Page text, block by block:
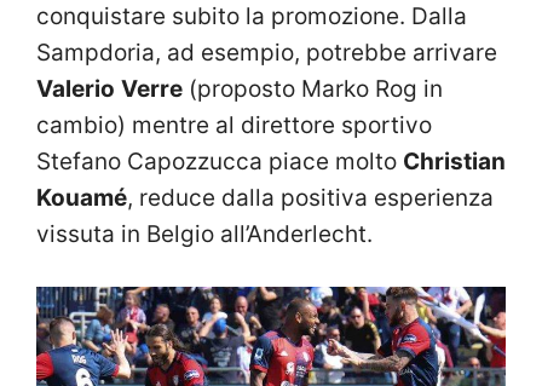
conquistare subito la promozione. Dalla
Sampdoria, ad esempio, potrebbe arrivare
Valerio Verre (proposto Marko Rog in
cambio) mentre al direttore sportivo
Stefano Capozzucca piace molto Christian
Kouamé, reduce dalla positiva esperienza
vissuta in Belgio all’Anderlecht.